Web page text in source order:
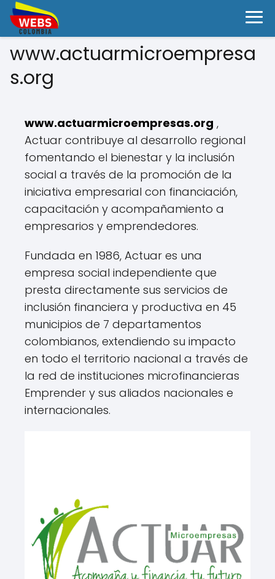
www.actuarmicroempresa
s.org
www.actuarmicroempresas.org ,
Actuar contribuye al desarrollo regional
fomentando el bienestar y la inclusión
social a través de la promoción de la
iniciativa empresarial con financiación,
capacitación y acompañamiento a
empresarios y emprendedores.
Fundada en 1986, Actuar es una
empresa social independiente que
presta directamente sus servicios de
inclusión financiera y productiva en 45
municipios de 7 departamentos
colombianos, extendiendo su impacto
en todo el territorio nacional a través de
la red de instituciones microfinancieras
Emprender y sus aliados nacionales e
internacionales.